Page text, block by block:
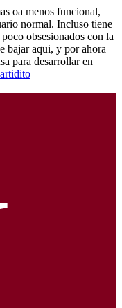
oa menos funcional,
normal. Incluso tiene
obsesionados con la
bajar aqui, y por ahora
para desarrollar en